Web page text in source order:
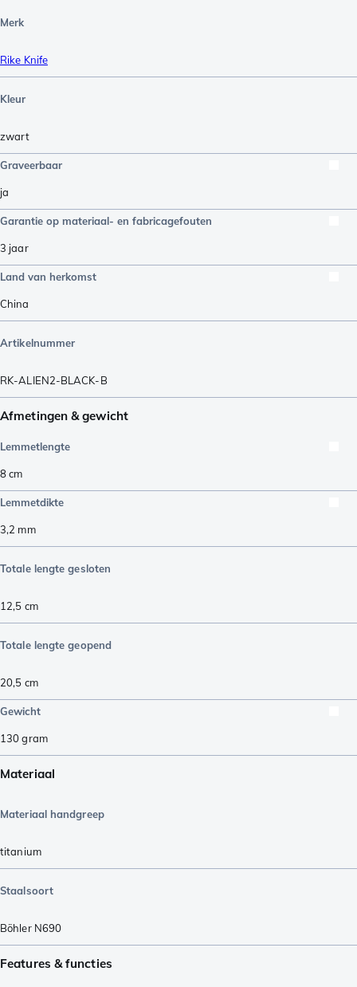
Merk
Rike Knife
Kleur
zwart
Graveerbaar
ja
Garantie op materiaal- en fabricagefouten
3 jaar
Land van herkomst
China
Artikelnummer
RK-ALIEN2-BLACK-B
Afmetingen & gewicht
Lemmetlengte
8cm
Lemmetdikte
3,2 mm
Totale lengte gesloten
12,5 cm
Totale lengte geopend
20,5 cm
Gewicht
130gram
Materiaal
Materiaal handgreep
titanium
Staalsoort
Böhler N690
Features & functies